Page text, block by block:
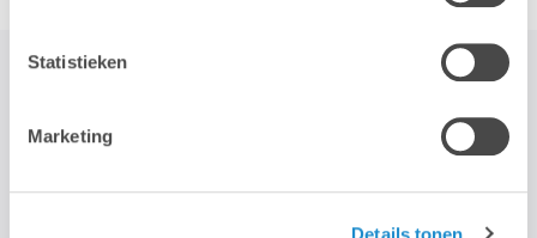
Statistieken
Marketing
Details tonen